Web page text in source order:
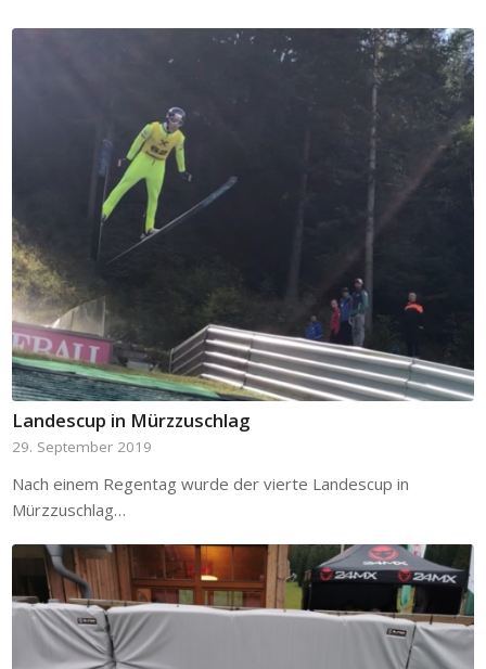
Landescup in Mürzzuschlag
29. September 2019
Nach einem Regentag wurde der vierte Landescup in
Mürzzuschlag…